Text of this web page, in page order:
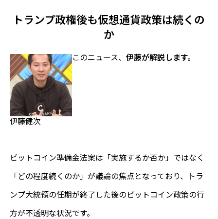
トランプ政権後も仮想通貨政策は続くの
か
伊藤健次
このニュース、 伊藤が解説します。
ビットコイン準備金法案は「実施するか否か」ではなく
「どの程度続くのか」が議論の焦点となっており、トラ
ンプ大統領の任期が終了した後のビットコイン政策の行
方が不透明な状況です。